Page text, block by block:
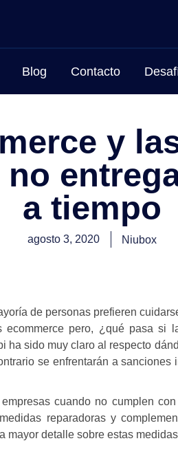
Blog Contacto
y
a tiempo
agosto 3, 2020 Niubox
de personas prefieren
pero, ¿qué pasa si
ha sido muy claro al respecto
se enfrentarán a sanciones
cuando no cumplen
medidas reparadoras y
mayor detalle sobre estas